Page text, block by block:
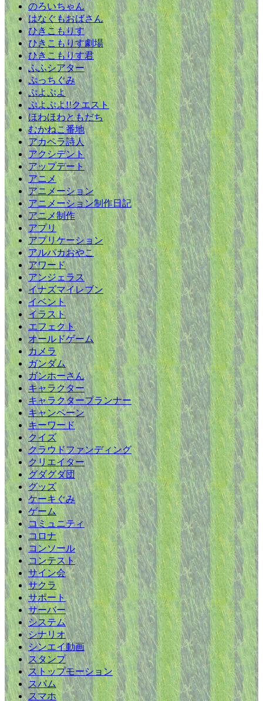
のろいちゃん
はなぐもおばさん
ひきこもりす
ひきこもりす劇場
ひきこもりす君
ふふシアター
ぷっちぐみ
ぷよぷよ
ぷよぷよ!!クエスト
ほわほわともだち
むかねこ番地
アカペラ詩人
アクシデント
アップデート
アニメ
アニメーション
アニメーション制作日記
アニメ制作
アプリ
アプリケーション
アルパカおやこ
アワード
アンジェラス
イナズマイレブン
イベント
イラスト
エフェクト
オールドゲーム
カメラ
ガンダム
ガンホーさん
キャラクター
キャラクタープランナー
キャンペーン
キーワード
クイズ
クラウドファンディング
クリエイター
グダグダ団
グッズ
ケーキぐみ
ゲーム
コミュニティ
コロナ
コンソール
コンテスト
サイン会
サクラ
サポート
サーバー
システム
シナリオ
シンエイ動画
スタンプ
ストップモーション
スパム
スマホ